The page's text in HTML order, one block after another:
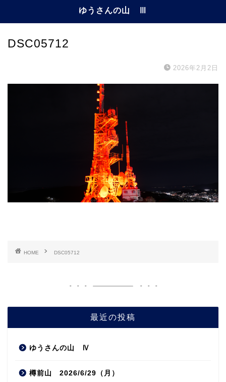
ゆうさんの山 Ⅲ
DSC05712
2026年2月2日
HOME DSC05712
最近の投稿
ゆうさんの山 Ⅳ
樽前山 2026/6/29（月）